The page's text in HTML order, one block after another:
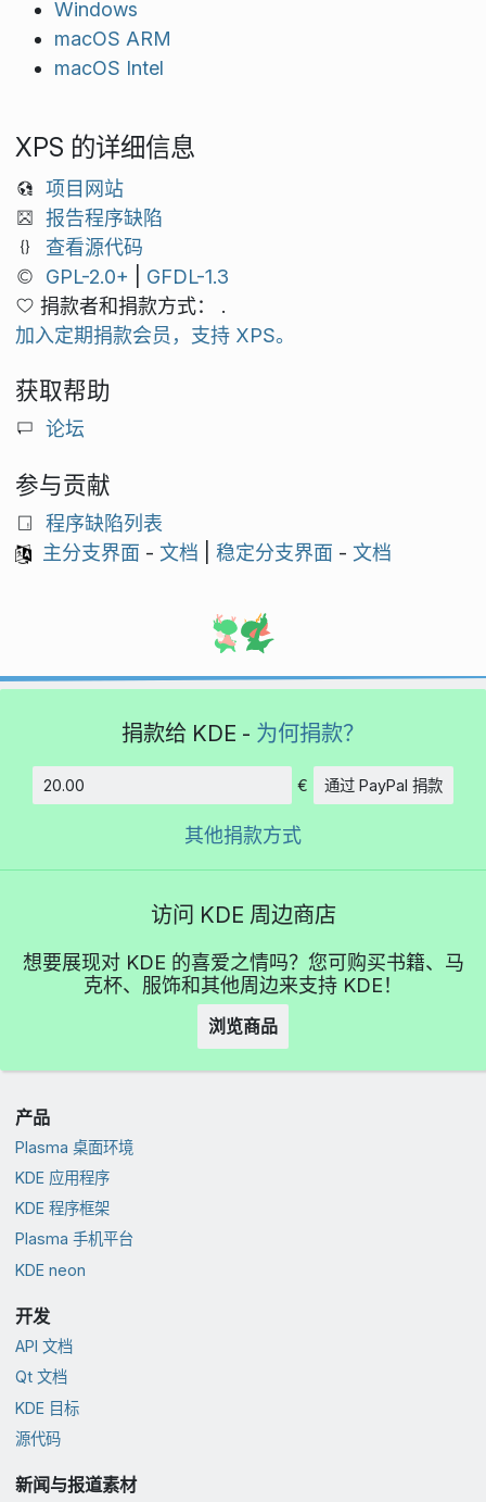
Windows
macOS ARM
macOS Intel
XPS 的详细信息
项目网站
报告程序缺陷
查看源代码
GPL-2.0+
GFDL-1.3
捐款者和捐款方式： .
加入定期捐款会员，支持 XPS。
获取帮助
论坛
参与贡献
程序缺陷列表
主分支界面 - 文档 稳定分支界面 - 文档
捐款给 KDE - 为何捐款？
€ 通过 PayPal 捐款
其他捐款方式
访问 KDE 周边商店
想要展现对 KDE 的喜爱之情吗？您可购买书籍、马
克杯、服饰和其他周边来支持 KDE！
浏览商品
产品
Plasma 桌面环境
KDE 应用程序
KDE 程序框架
Plasma 手机平台
KDE neon
开发
API 文档
Qt 文档
KDE 目标
源代码
新闻与报道素材